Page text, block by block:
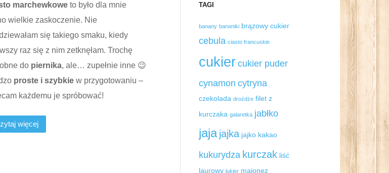
marchewkoweto było dla mnie
wielkie zaskoczenie. Nie
się takiego smaku, kiedy
raz się z nim zetknęłam. Trochę
do piernika, ale… zupełnie inne 😉
proste i szybkiew przygotowaniu –
każdemu je spróbować!
więcej
TAGI
banany barwniki brązowy cukier
cebula ciasto francuskie
cukier cukier puder
cynamon cytryna
czekolada drożdże filet z
kurczaka galaretka jabłko
jaja jajka jajko kakao
kukurydza kurczak liść
laurowy lukier majonez